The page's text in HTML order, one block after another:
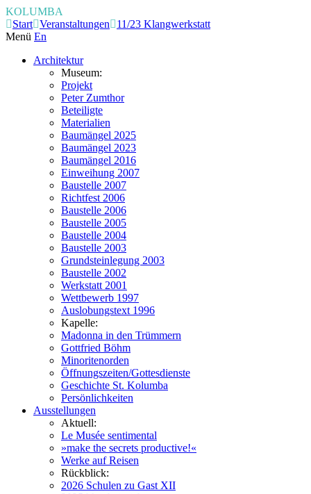
KOLUMBA
Start Veranstaltungen
11/23 Klangwerkstatt
Menü En
Architektur
Museum:
Projekt
Peter Zumthor
Beteiligte
Materialien
Baumängel 2025
Baumängel 2023
Baumängel 2016
Einweihung 2007
Baustelle 2007
Richtfest 2006
Baustelle 2006
Baustelle 2005
Baustelle 2004
Baustelle 2003
Grundsteinlegung 2003
Baustelle 2002
Werkstatt 2001
Wettbewerb 1997
Auslobungstext 1996
Kapelle:
Madonna in den Trümmern
Gottfried Böhm
Minoritenorden
Öffnungszeiten/Gottesdienste
Geschichte St. Kolumba
Persönlichkeiten
Ausstellungen
Aktuell:
Le Musée sentimental
»make the secrets productive!«
Werke auf Reisen
Rückblick:
2026 Schulen zu Gast XII